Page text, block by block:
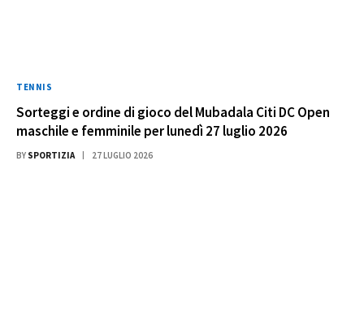
TENNIS
Sorteggi e ordine di gioco del Mubadala Citi DC Open
maschile e femminile per lunedì 27 luglio 2026
BY SPORTIZIA 27 LUGLIO 2026